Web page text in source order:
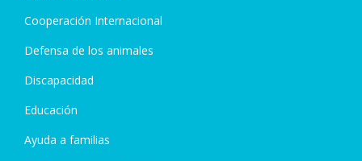
Cooperación Internacional
Defensa de los animales
Discapacidad
Educación
Ayuda a familias